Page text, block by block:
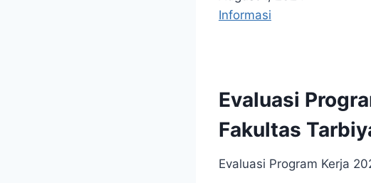
Informasi
Evaluasi
Fakultas
Evaluasi Program Kerja